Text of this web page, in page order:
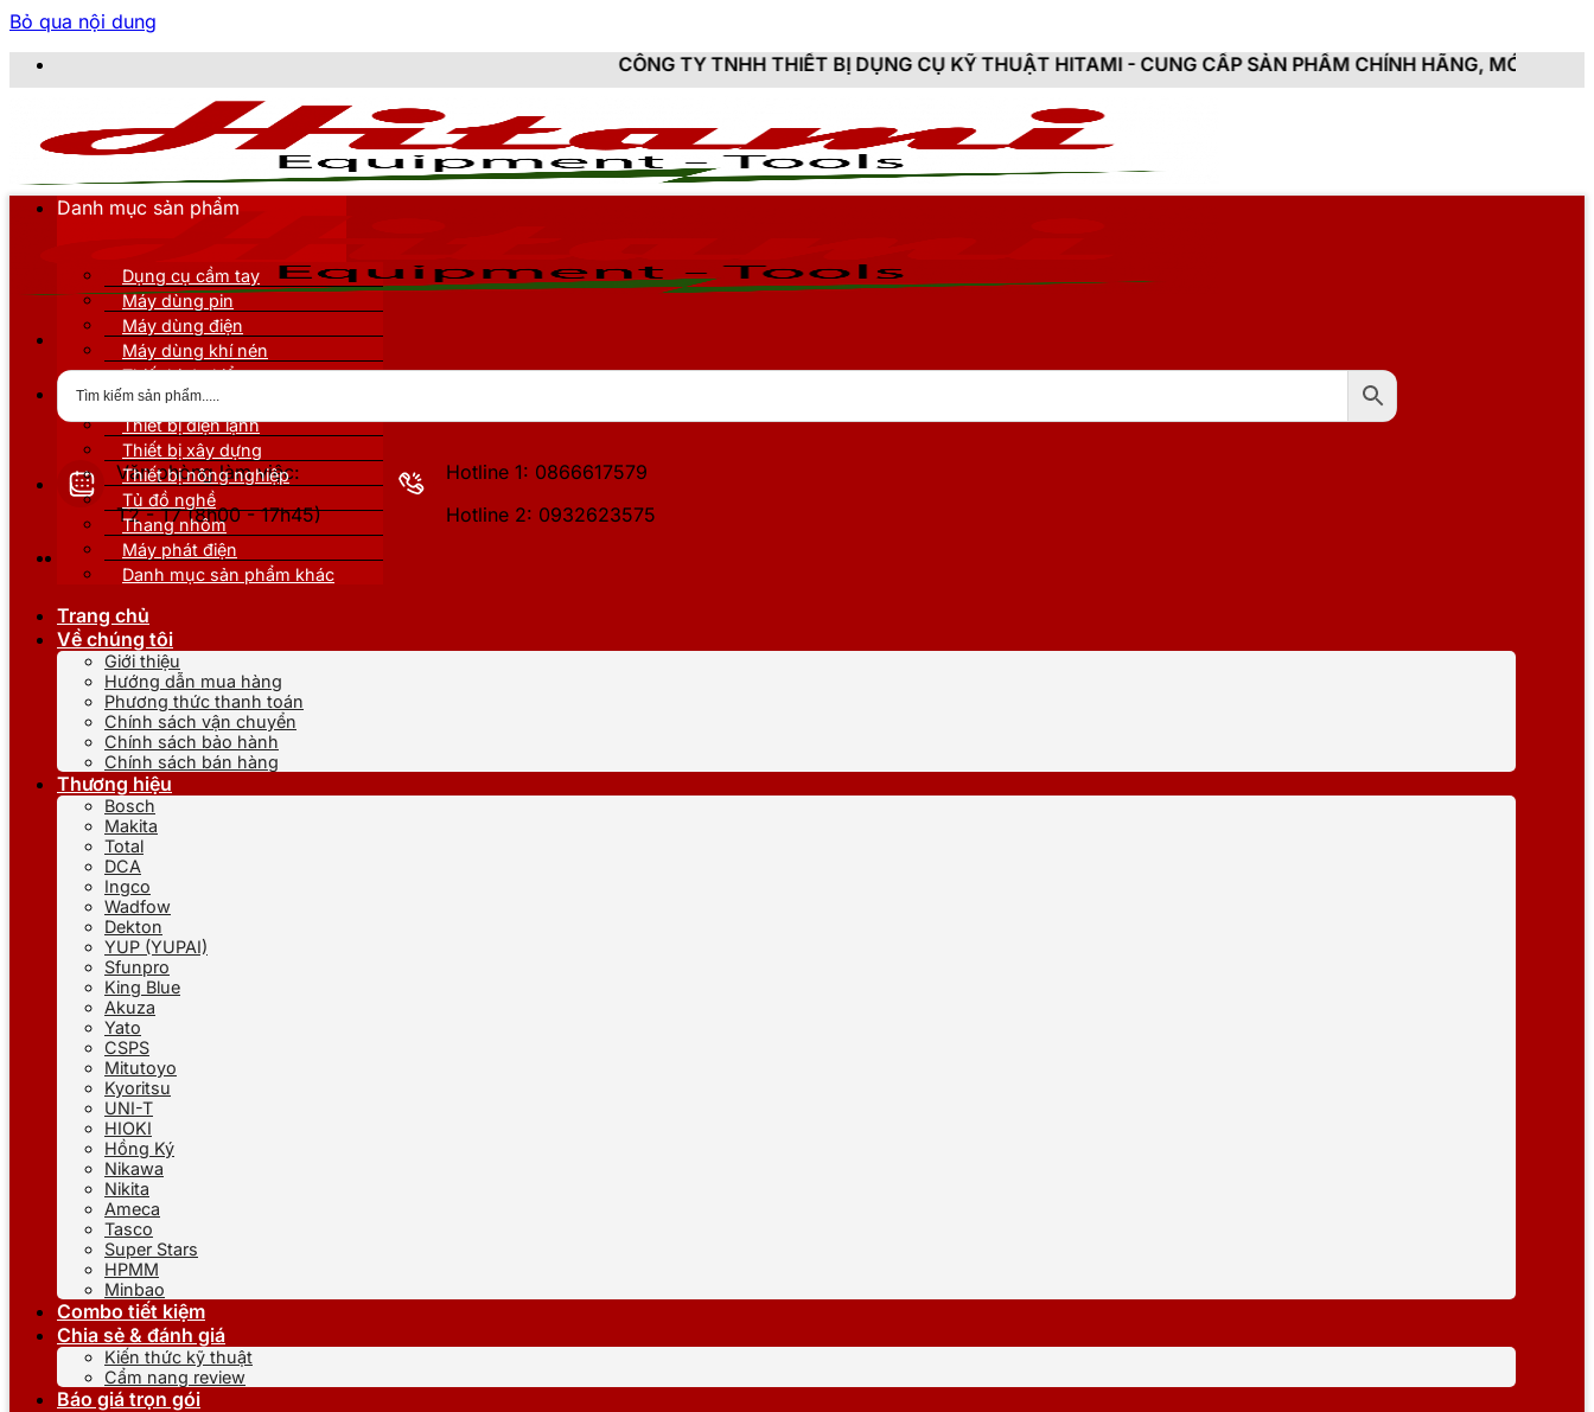
Bỏ qua nội dung
CÔNG TY TNHH THIẾT BỊ DỤNG CỤ KỸ THUẬT HITAMI - CUNG CẤP SẢN PHẨM CHÍNH HÃNG, MỚI 100%, ĐẦY ĐỦ CHỨNG
Văn phòng làm việc:
T2 - T7 (8h00 - 17h45)
Hotline 1: 0866617579
Hotline 2: 0932623575
Danh mục sản phẩm
Dụng cụ cầm tay
Máy dùng pin
Máy dùng điện
Máy dùng khí nén
Thiết bị đo kiểm
Thiết bị nâng đỡ
Thiết bị điện lạnh
Thiết bị xây dựng
Thiết bị nông nghiệp
Tủ đồ nghề
Thang nhôm
Máy phát điện
Danh mục sản phẩm khác
Trang chủ
Về chúng tôi
Giới thiệu
Hướng dẫn mua hàng
Phương thức thanh toán
Chính sách vận chuyển
Chính sách bảo hành
Chính sách bán hàng
Thương hiệu
Bosch
Makita
Total
DCA
Ingco
Wadfow
Dekton
YUP (YUPAI)
Sfunpro
King Blue
Akuza
Yato
CSPS
Mitutoyo
Kyoritsu
UNI-T
HIOKI
Hồng Ký
Nikawa
Nikita
Ameca
Tasco
Super Stars
HPMM
Minbao
Combo tiết kiệm
Chia sẻ & đánh giá
Kiến thức kỹ thuật
Cẩm nang review
Báo giá trọn gói